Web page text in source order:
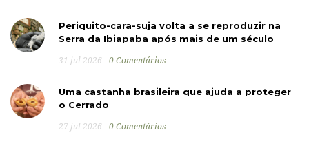
Periquito-cara-suja volta a se reproduzir na
Serra da Ibiapaba após mais de um século
31 jul 2026 0 Comentários
Uma castanha brasileira que ajuda a proteger
o Cerrado
27 jul 2026 0 Comentários